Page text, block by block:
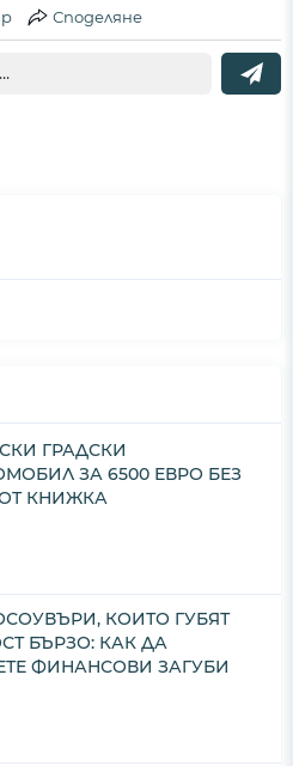
Споделяне
ГРАДСКИ
ЗА 6500 ЕВРО БЕЗ
КНИЖКА
КОИТО ГУБЯТ
БЪРЗО: КАК ДА
ФИНАНСОВИ ЗАГУБИ